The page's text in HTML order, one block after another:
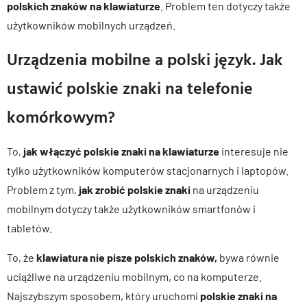
polskich znaków na klawiaturze . Problem ten dotyczy także
użytkowników mobilnych urządzeń.
Urządzenia mobilne a polski język. Jak
ustawić polskie znaki na telefonie
komórkowym?
To, jak włączyć polskie znaki na klawiaturze interesuje nie
tylko użytkowników komputerów stacjonarnych i laptopów.
Problem z tym, jak zrobić polskie znaki na urządzeniu
mobilnym dotyczy także użytkowników smartfonów i
tabletów.
To, że klawiatura nie pisze polskich znaków, bywa równie
uciążliwe na urządzeniu mobilnym, co na komputerze.
Najszybszym sposobem, który uruchomi polskie znaki na